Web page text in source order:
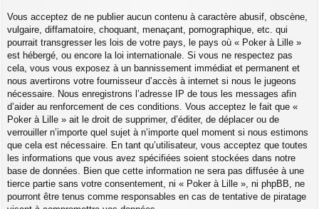
Vous acceptez de ne publier aucun contenu à caractère abusif, obscène,
vulgaire, diffamatoire, choquant, menaçant, pornographique, etc. qui
pourrait transgresser les lois de votre pays, le pays où « Poker à Lille »
est hébergé, ou encore la loi internationale. Si vous ne respectez pas
cela, vous vous exposez à un bannissement immédiat et permanent et
nous avertirons votre fournisseur d’accès à internet si nous le jugeons
nécessaire. Nous enregistrons l’adresse IP de tous les messages afin
d’aider au renforcement de ces conditions. Vous acceptez le fait que «
Poker à Lille » ait le droit de supprimer, d’éditer, de déplacer ou de
verrouiller n’importe quel sujet à n’importe quel moment si nous estimons
que cela est nécessaire. En tant qu’utilisateur, vous acceptez que toutes
les informations que vous avez spécifiées soient stockées dans notre
base de données. Bien que cette information ne sera pas diffusée à une
tierce partie sans votre consentement, ni « Poker à Lille », ni phpBB, ne
pourront être tenus comme responsables en cas de tentative de piratage